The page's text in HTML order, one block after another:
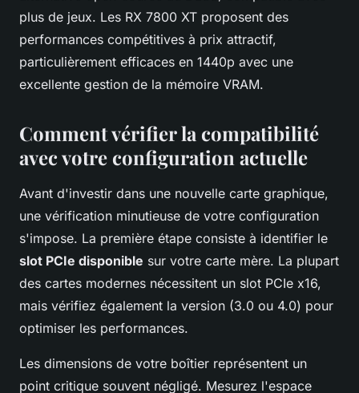
plus de jeux. Les RX 7800 XT proposent des
performances compétitives à prix attractif,
particulièrement efficaces en 1440p avec une
excellente gestion de la mémoire VRAM.
Comment vérifier la compatibilité
avec votre configuration actuelle
Avant d'investir dans une nouvelle carte graphique,
une vérification minutieuse de votre configuration
s'impose. La première étape consiste à identifier le
slot PCIe disponible sur votre carte mère. La plupart
des cartes modernes nécessitent un slot PCIe x16,
mais vérifiez également la version (3.0 ou 4.0) pour
optimiser les performances.
Les dimensions de votre boîtier représentent un
point critique souvent négligé. Mesurez l'espace